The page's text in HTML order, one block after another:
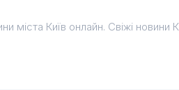
міста Київ онлайн. Свіжі новини